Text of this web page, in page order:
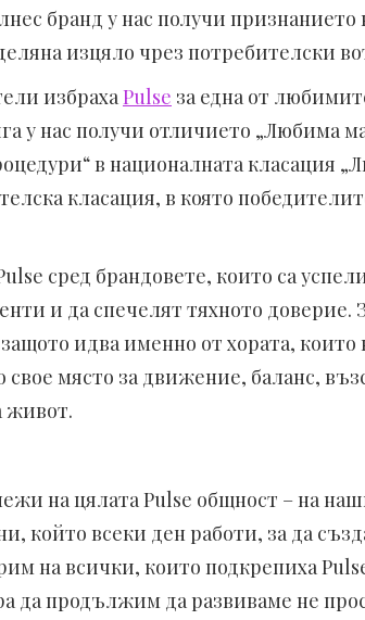
бранд у нас получи признанието
изцяло чрез потребителски
избрахаPulse за една от
у нас получи отличието „Любима
в националната класация
класация, в която
сред брандовете, които са
и да спечелят тяхното доверие.
идва именно от хората, които
свое място за движение, баланс,
живот.
на цялата Pulse общност – на
който всеки ден работи, за да
на всички, които подкрепиха
да продължим да развиваме не